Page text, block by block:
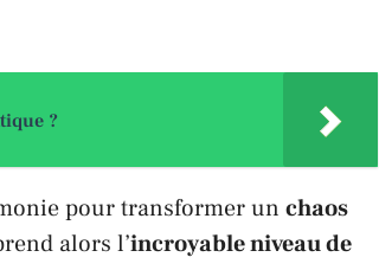
?
pour transformer un chaos
alors l’incroyable niveau de